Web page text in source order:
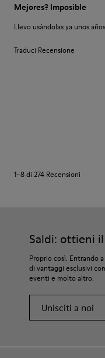
Mejores? Imposible
Llevo usándolas ya unos
Traduci Recensione
1–8 di 274 Recensioni
Saldi: ottieni
Proprio così. Entrando
di vantaggi esclusivi
eventi e molto altro.
Unisciti a noi